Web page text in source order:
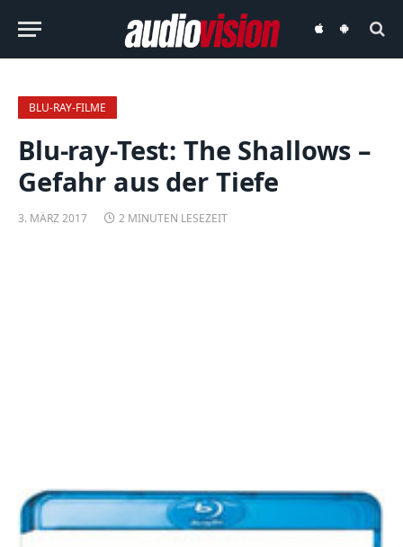
audiovisionaudiovision
BLU-RAY-FILME
Blu-ray-Test: The Shallows –
Gefahr aus der Tiefe
3. MÄRZ 2017 2 MINUTEN LESEZEIT